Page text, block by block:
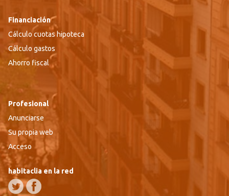
Financiación
Cálculo cuotas hipoteca
Cálculo gastos
Ahorro fiscal
Profesional
Anunciarse
Su propia web
Acceso
habitaclia en la red